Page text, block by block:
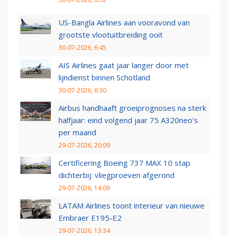
US-Bangla Airlines aan vooravond van
grootste vlootuitbreiding ooit
30-07-2026, 6:45
AIS Airlines gaat jaar langer door met
lijndienst binnen Schotland
30-07-2026, 6:30
Airbus handhaaft groeiprognoses na sterk
halfjaar: eind volgend jaar 75 A320neo’s
per maand
29-07-2026, 20:09
Certificering Boeing 737 MAX 10 stap
dichterbij: vliegproeven afgerond
29-07-2026, 14:09
LATAM Airlines toont interieur van nieuwe
Embraer E195-E2
29-07-2026, 13:34